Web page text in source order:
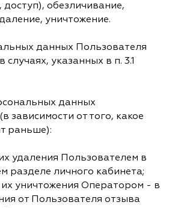
доступ), обезличивание,
уничтожение.
данных Пользователя
случаях, указанных в п. 3.1
данных
зависимости от того, какое
раньше):
удаления Пользователем в
разделе личного кабинета;
их уничтожения Оператором - в
от Пользователя отзыва